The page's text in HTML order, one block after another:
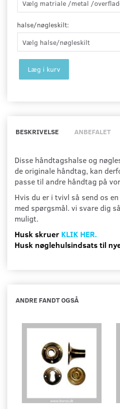
halse/nøgleskilt:
Læg i kurv
BESKRIVELSE ANBEFALET
Disse håndtagshalse og
de originale håndtag, kan
passe til andre håndtag på
Hvis du er i tvivl så send os
med spørgsmål. vi svare dig
muligt.
Husk skruer KLIK HER.
Husk nøglehulsindsats til
ANDRE FANDT OGSÅ